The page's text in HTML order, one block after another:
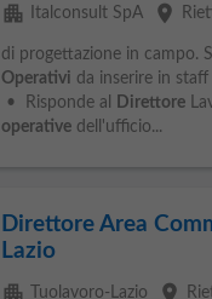
apartment Italconsult SpA place
di progettazione in campo.
Operativi da inserire in
• Risponde al
Direttore
operativedell'ufficio...
Direttore Area
Lazio
apartment Tuolavoro-Lazio place